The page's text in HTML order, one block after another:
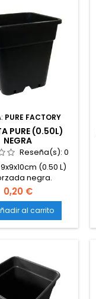
PURE FACTORY
PURE (0.50L)
NEGRA
Reseña(s):0
(0.50 L)
negra.
0,20 €
al carrito